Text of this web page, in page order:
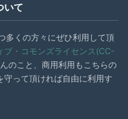
いて
多くの方々にぜひ利用して頂
ブ・コモンズライセンス(CC-
のこと、商用利用もこちらの
って頂ければ自由に利用す